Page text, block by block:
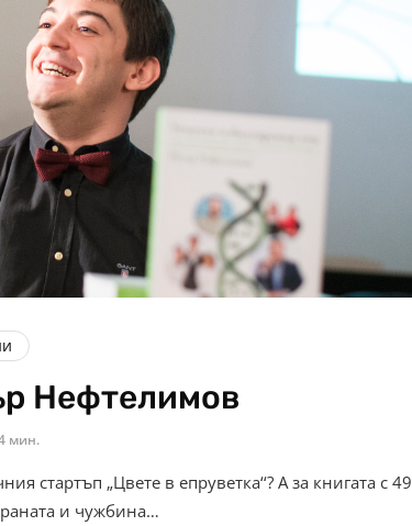
Нефтелимов
мин.
стартъп „Цвете в епруветка‘‘? А за книгата с 49
и чужбина…